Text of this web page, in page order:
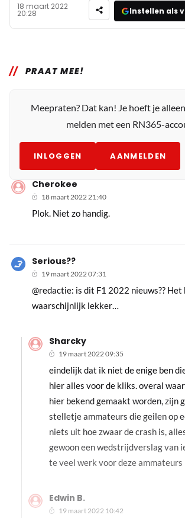
18 maart 2022
20:28 Instellen als
PRAAT MEE!
Meepraten? Dat kan! Je hoeft je
melden met een RN365-
INLOGGEN AANMELDEN
Cherokee
18 maart 2022 21:40
Plok. Niet zo handig.
Serious??
19 maart 2022 07:31
@redactie: is dit F1 2022 nieuws??
waarschijnlijk lekker…
Sharcky
19 maart 2022 09:35
eindelijk dat ik niet de enige ben
hier alles voor de kliks. overal
hier bekend gemaakt worden, zijn
stelletje ammateurs die geilen op
niets uit hoe zwaar de crash is,
gewoon een wedstrijdverslag van
te veel werk voor deze ammateurs
Edwin B.
19 maart 2022 10:42